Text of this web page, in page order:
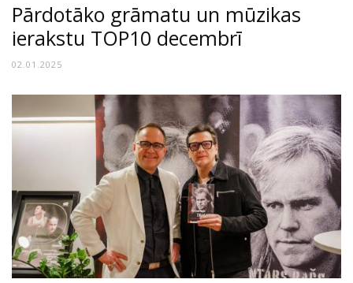
Pārdotāko grāmatu un mūzikas
ierakstu TOP10 decembrī
02.01.2025